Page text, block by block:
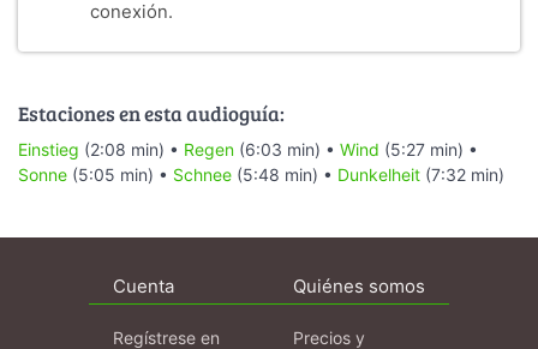
conexión.
Estaciones en esta audioguía:
Einstieg (2:08 min) • Regen (6:03 min) • Wind (5:27 min) •
Sonne (5:05 min) • Schnee (5:48 min) • Dunkelheit (7:32 min)
Cuenta
Regístrese en
Quiénes somos
Precios y